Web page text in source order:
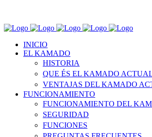
INICIO
EL KAMADO
HISTORIA
QUE ÉS EL KAMADO
VENTAJAS DEL KAMADO
FUNCIONAMIENTO
FUNCIONAMIENTO DEL
SEGURIDAD
FUNCIONES